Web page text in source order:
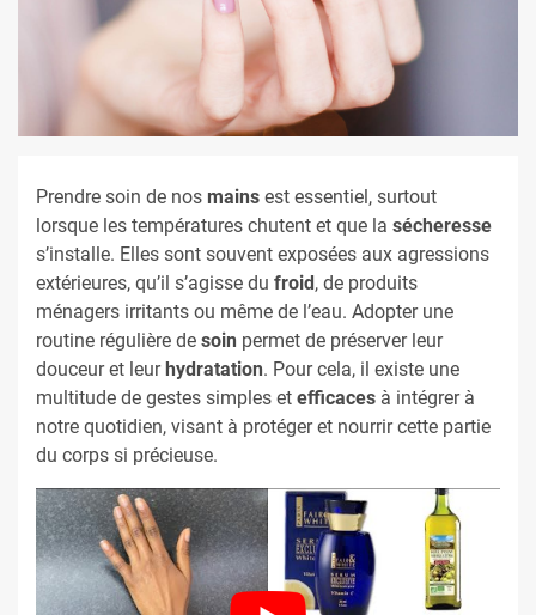
Prendre soin de nos mains est essentiel, surtout
lorsque les températures chutent et que la sécheresse
s’installe. Elles sont souvent exposées aux agressions
extérieures, qu’il s’agisse du froid , de produits
ménagers irritants ou même de l’eau. Adopter une
routine régulière de soin permet de préserver leur
douceur et leur hydratation. Pour cela, il existe une
multitude de gestes simples et efficaces à intégrer à
notre quotidien, visant à protéger et nourrir cette partie
du corps si précieuse.